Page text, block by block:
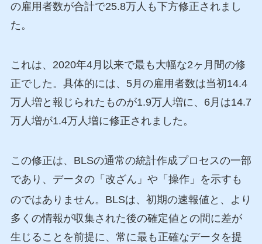
の雇用者数が合計で25.8万人も下方修正されまし
た。
これは、2020年4月以来で最も大幅な2ヶ月間の修
正でした。具体的には、5月の雇用者数は当初14.4
万人増と報じられたものが1.9万人増に、6月は14.7
万人増が1.4万人増に修正されました。
この修正は、BLSの通常の統計作成プロセスの一部
であり、データの「改ざん」や「操作」を示すも
のではありません。BLSは、初期の速報値と、より
多くの情報が収集された後の確定値との間に差が
生じることを前提に、常に最も正確なデータを提